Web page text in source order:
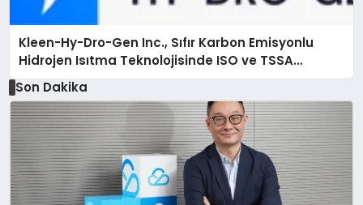
Kleen-Hy-Dro-Gen Inc., Sıfır Karbon Emisyonlu
Hidrojen Isıtma Teknolojisinde ISO ve TSSA
Düzenleyici Onaylarını Aldı
Son Dakika